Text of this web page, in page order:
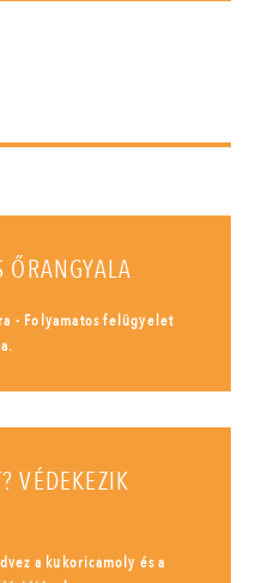
ŐRANGYALA
- Folyamatos felügyelet
VÉDEKEZIK
a kukoricamoly és a